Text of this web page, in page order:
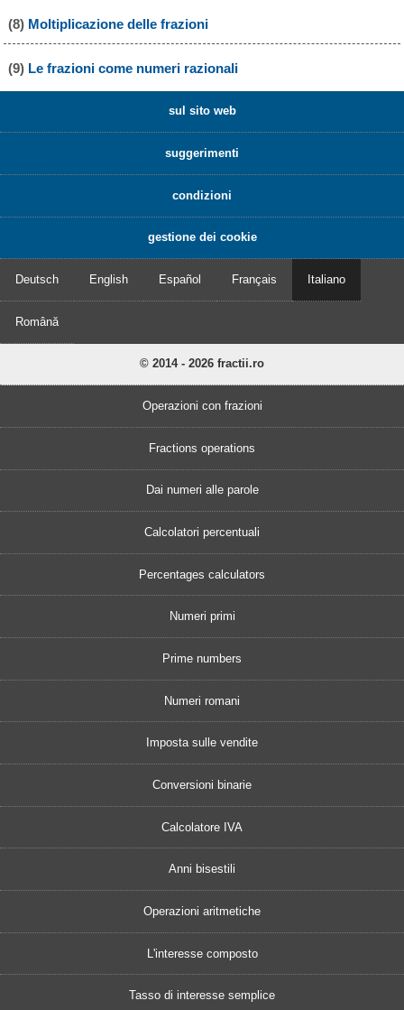
(8) Moltiplicazione delle frazioni
(9) Le frazioni come numeri razionali
sul sito web
suggerimenti
condizioni
gestione dei cookie
Deutsch English Español Français Italiano
Română
© 2014 - 2026 fractii.ro
Operazioni con frazioni
Fractions operations
Dai numeri alle parole
Calcolatori percentuali
Percentages calculators
Numeri primi
Prime numbers
Numeri romani
Imposta sulle vendite
Conversioni binarie
Calcolatore IVA
Anni bisestili
Operazioni aritmetiche
L'interesse composto
Tasso di interesse semplice